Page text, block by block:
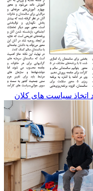
اتخاذ سیاست های کلان